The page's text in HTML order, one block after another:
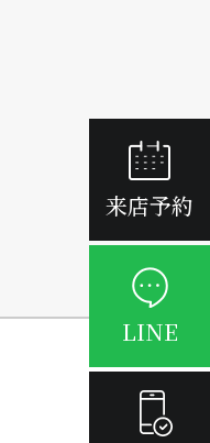
来店予約
LINE